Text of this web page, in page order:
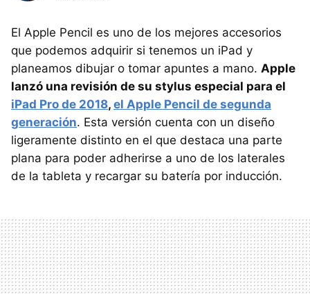
El Apple Pencil es uno de los mejores accesorios
que podemos adquirir si tenemos un iPad y
planeamos dibujar o tomar apuntes a mano. Apple
lanzó una revisión de su stylus especial para el
iPad Pro de 2018, el Apple Pencil de segunda
generación. Esta versión cuenta con un diseño
ligeramente distinto en el que destaca una parte
plana para poder adherirse a uno de los laterales
de la tableta y recargar su batería por inducción.